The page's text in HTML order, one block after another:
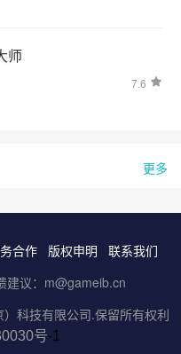
师
7.6
更多
合作 版权申明
联系我们
建议：m@gameib.cn
）科技有限公司.保留所有权利
号-1